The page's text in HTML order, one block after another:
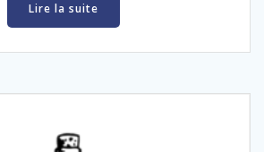
Lire la suite